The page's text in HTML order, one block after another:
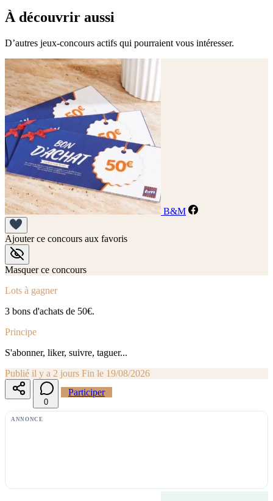
À découvrir aussi
D’autres jeux-concours actifs qui pourraient vous intéresser.
B&M
Ajouter ce concours aux favoris
Masquer ce concours
Lots à gagner
3 bons d'achats de 50€.
Principe
S'abonner, liker, suivre, taguer...
Publié il y a 2 jours Fin le 19/08/2026
0
Participer
ANNONCE